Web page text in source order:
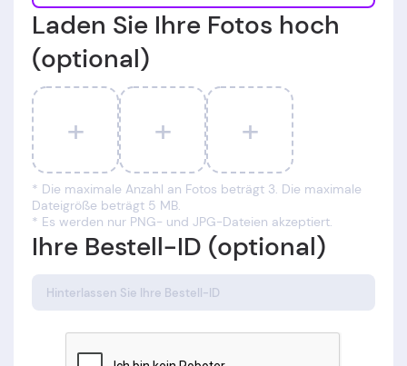
Laden Sie Ihre Fotos hoch
(optional)
+ + +
* Die maximale Anzahl an Fotos beträgt 3. Die maximale
Dateigröße beträgt 5 MB.
* Es werden nur PNG- und JPG-Dateien akzeptiert.
Ihre Bestell-ID (optional)